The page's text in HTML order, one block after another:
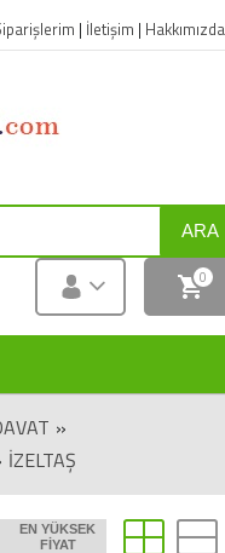
| İletişim | Hakkımızda
ARA
0
»
İZELTAŞ
EN YÜKSEK
FIYAT